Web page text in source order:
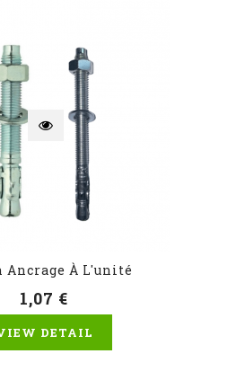
Ancrage À L'unité
1,07 €
DETAIL